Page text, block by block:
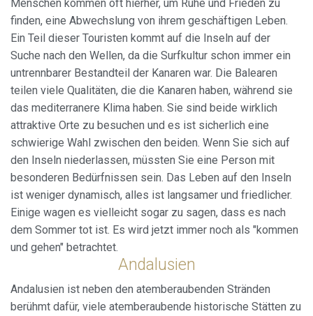
Menschen kommen oft hierher, um Ruhe und Frieden zu
finden, eine Abwechslung von ihrem geschäftigen Leben.
Ein Teil dieser Touristen kommt auf die Inseln auf der
Suche nach den Wellen, da die Surfkultur schon immer ein
untrennbarer Bestandteil der Kanaren war. Die Balearen
teilen viele Qualitäten, die die Kanaren haben, während sie
das mediterranere Klima haben. Sie sind beide wirklich
attraktive Orte zu besuchen und es ist sicherlich eine
schwierige Wahl zwischen den beiden. Wenn Sie sich auf
den Inseln niederlassen, müssten Sie eine Person mit
besonderen Bedürfnissen sein. Das Leben auf den Inseln
ist weniger dynamisch, alles ist langsamer und friedlicher.
Einige wagen es vielleicht sogar zu sagen, dass es nach
dem Sommer tot ist. Es wird jetzt immer noch als "kommen
und gehen" betrachtet.
Andalusien
Andalusien ist neben den atemberaubenden Stränden
berühmt dafür, viele atemberaubende historische Stätten zu